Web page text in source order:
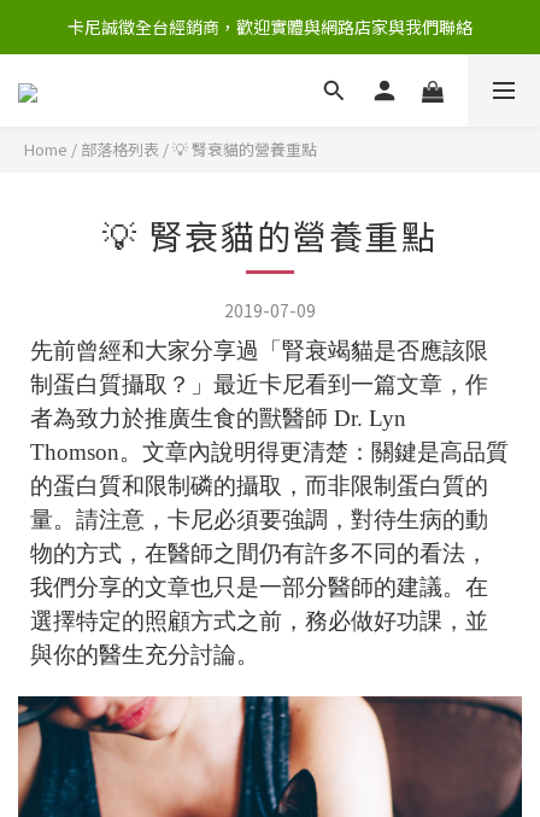
卡尼誠徵全台經銷商，歡迎實體與網路店家與我們聯絡
Home / 部落格列表 /💡 腎衰貓的營養重點
💡 腎衰貓的營養重點
2019-07-09
先前曾經和大家分享過「腎衰竭貓是否應該限
制蛋白質攝取？」最近卡尼看到一篇文章，作
者為致力於推廣生食的獸醫師 Dr. Lyn
Thomson。文章內說明得更清楚：關鍵是高品質
的蛋白質和限制磷的攝取，而非限制蛋白質的
量。請注意，卡尼必須要強調，對待生病的動
物的方式，在醫師之間仍有許多不同的看法，
我們分享的文章也只是一部分醫師的建議。在
選擇特定的照顧方式之前，務必做好功課，並
與你的醫生充分討論。